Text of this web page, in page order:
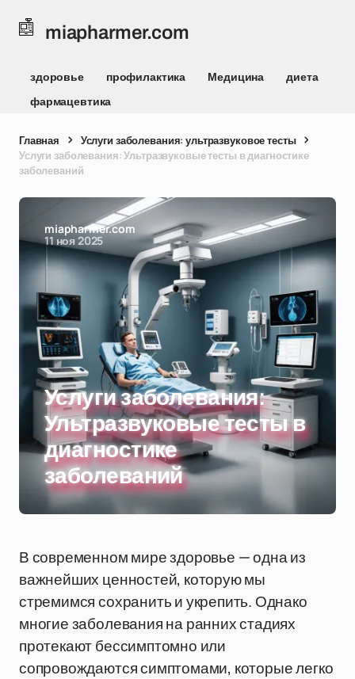
miapharmer.com
здоровье профилактика Медицина
диета
фармацевтика
Главная
Услуги заболевания: ультразвуковое тесты
Услуги заболевания: Ультразвуковые тесты в диагностике
заболеваний
miapharmer.com
11 ноя 2025
Услуги заболевания:
Ультразвуковые тесты в
диагностике
заболеваний
В современном мире здоровье — одна из
важнейших ценностей, которую мы
стремимся сохранить и укрепить. Однако
многие заболевания на ранних стадиях
протекают бессимптомно или
сопровождаются симптомами, которые легко